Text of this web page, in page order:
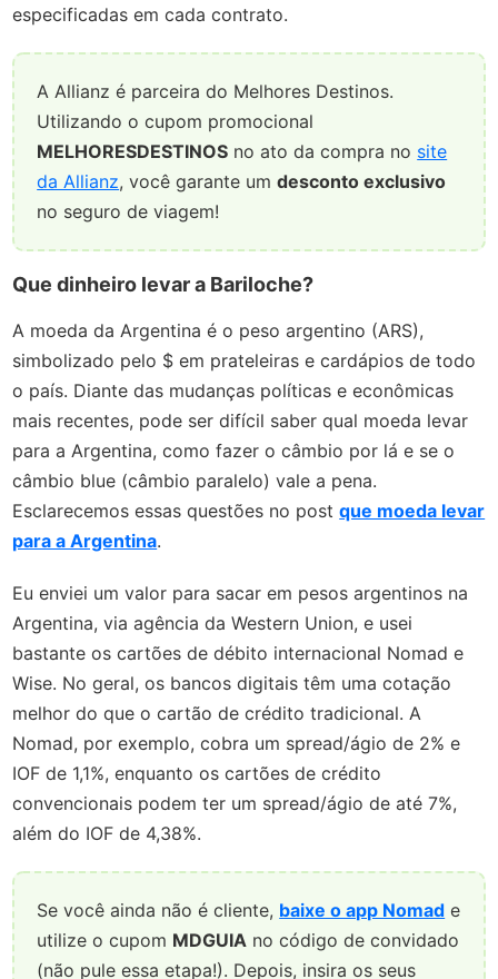
especificadas em cada contrato.
A Allianz é parceira do Melhores Destinos.
Utilizando o cupom promocional
MELHORESDESTINOS no ato da compra no site
da Allianz, você garante umdesconto exclusivo
no seguro de viagem!
Que dinheiro levar a Bariloche?
A moeda da Argentina é o peso argentino (ARS),
simbolizado pelo $ em prateleiras e cardápios de todo
o país. Diante das mudanças políticas e econômicas
mais recentes, pode ser difícil saber qual moeda levar
para a Argentina, como fazer o câmbio por lá e se o
câmbio blue (câmbio paralelo) vale a pena.
Esclarecemos essas questões no postque moeda levar
para a Argentina.
Eu enviei um valor para sacar em pesos argentinos na
Argentina, via agência da Western Union, e usei
bastante os cartões de débito internacional Nomad e
Wise. No geral, os bancos digitais têm uma cotação
melhor do que o cartão de crédito tradicional. A
Nomad, por exemplo, cobra um spread/ágio de 2% e
IOF de 1,1%, enquanto os cartões de crédito
convencionais podem ter um spread/ágio de até 7%,
além do IOF de 4,38%.
Se você ainda não é cliente, baixe o app Nomad e
utilize o cupom MDGUIA no código de convidado
(não pule essa etapa!). Depois, insira os seus